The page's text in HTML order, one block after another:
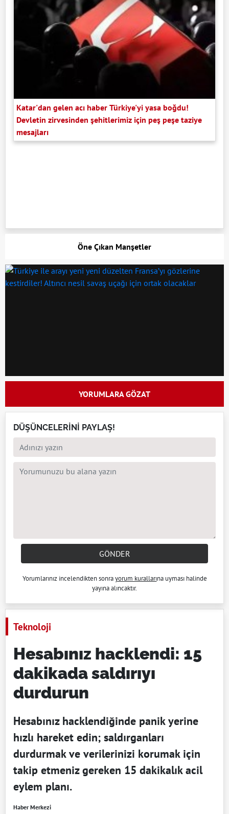
Katar'dan gelen acı haber Türkiye'yi yasa boğdu!
Devletin zirvesinden şehitlerimiz için peş peşe taziye
mesajları
Öne Çıkan Manşetler
YORUMLARA GÖZAT
DÜŞÜNCELERİNİ PAYLAŞ!
GÖNDER
Yorumlarınız incelendikten sonrayorum kurallarına uyması halinde
yayına alıncaktır.
Teknoloji
Hesabınız hacklendi: 15
dakikada saldırıyı
durdurun
Hesabınız hacklendiğinde panik yerine
hızlı hareket edin; saldırganları
durdurmak ve verilerinizi korumak için
takip etmeniz gereken 15 dakikalık acil
eylem planı.
Haber Merkezi